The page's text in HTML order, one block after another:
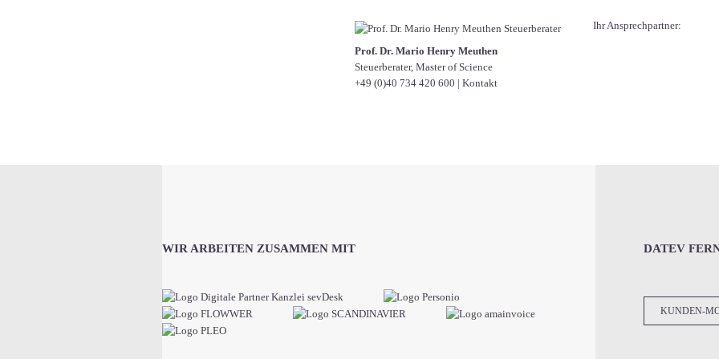
Ihr Ansprechpartner:
Prof. Dr. Mario Henry Meuthen
Steuerberater, Master of Science
+49 (0)40 734 420 600 | Kontakt
WIR ARBEITEN ZUSAMMEN MIT DATEV
KUNDEN-